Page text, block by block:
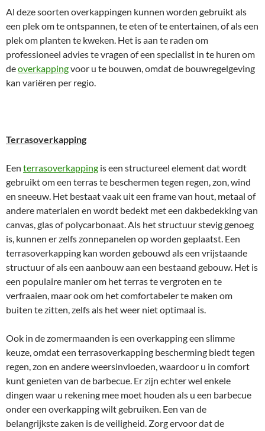
Al deze soorten overkappingen kunnen worden gebruikt als
een plek om te ontspannen, te eten of te entertainen, of als een
plek om planten te kweken. Het is aan te raden om
professioneel advies te vragen of een specialist in te huren om
deoverkappingvoor u te bouwen, omdat de bouwregelgeving
kan variëren per regio.
Terrasoverkapping
Een terrasoverkapping is een structureel element dat wordt
gebruikt om een terras te beschermen tegen regen, zon, wind
en sneeuw. Het bestaat vaak uit een frame van hout, metaal of
andere materialen en wordt bedekt met een dakbedekking van
canvas, glas of polycarbonaat. Als het structuur stevig genoeg
is, kunnen er zelfs zonnepanelen op worden geplaatst. Een
terrasoverkapping kan worden gebouwd als een vrijstaande
structuur of als een aanbouw aan een bestaand gebouw. Het is
een populaire manier om het terras te vergroten en te
verfraaien, maar ook om het comfortabeler te maken om
buiten te zitten, zelfs als het weer niet optimaal is.
Ook in de zomermaanden is een overkapping een slimme
keuze, omdat een terrasoverkapping bescherming biedt tegen
regen, zon en andere weersinvloeden, waardoor u in comfort
kunt genieten van de barbecue. Er zijn echter wel enkele
dingen waar u rekening mee moet houden als u een barbecue
onder een overkapping wilt gebruiken. Een van de
belangrijkste zaken is de veiligheid. Zorg ervoor dat de